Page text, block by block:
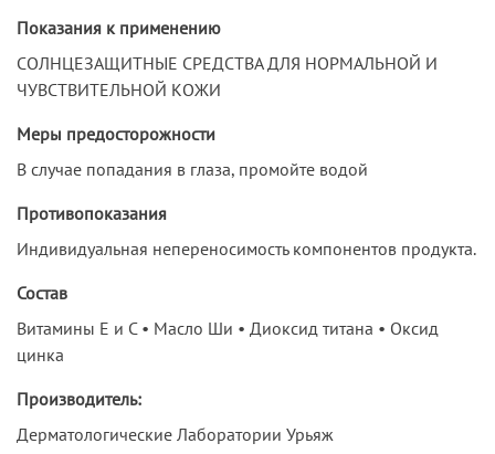
Показания к применению
СОЛНЦЕЗАЩИТНЫЕ СРЕДСТВА ДЛЯ НОРМАЛЬНОЙ И
ЧУВСТВИТЕЛЬНОЙ КОЖИ
Меры предосторожности
В случае попадания в глаза, промойте водой
Противопоказания
Индивидуальная непереносимость компонентов продукта.
Состав
Витамины Е и С • Масло Ши • Диоксид титана • Оксид
цинка
Производитель:
Дерматологические Лаборатории Урьяж